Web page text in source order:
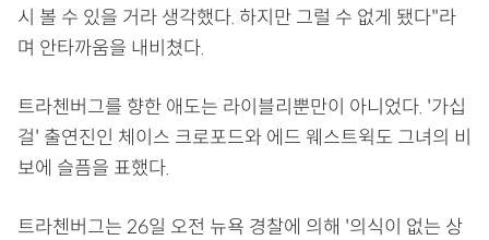
시 볼 수 있을 거라 생각했다. 하지만 그럴 수 없게 됐다"라
며 안타까움을 내비쳤다.
트라첸버그를 향한 애도는 라이블리뿐만이 아니었다. '가십
걸' 출연진인 체이스 크로포드와 에드 웨스트윅도 그녀의 비
보에 슬픔을 표했다.
트라첸버그는 26일 오전 뉴욕 경찰에 의해 '의식이 없는 상